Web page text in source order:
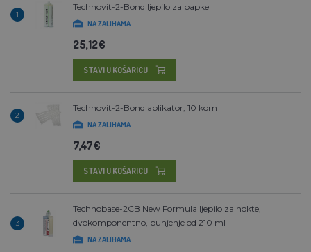
1
Technovit-2-Bond ljepilo za papke
NA ZALIHAMA
25,12€
STAVI U KOŠARICU
2
Technovit-2-Bond aplikator, 10 kom
NA ZALIHAMA
7,47€
STAVI U KOŠARICU
3
Technobase-2CB New Formula ljepilo za nokte,
dvokomponentno, punjenje od 210 ml
NA ZALIHAMA